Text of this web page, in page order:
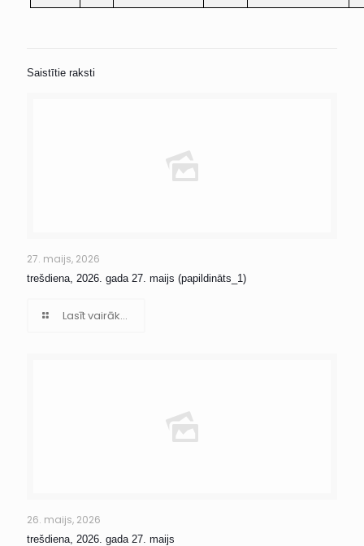
Saistītie raksti
27. maijs, 2026
trešdiena, 2026. gada 27. maijs (papildināts_1)
Lasīt vairāk...
26. maijs, 2026
trešdiena, 2026. gada 27. maijs